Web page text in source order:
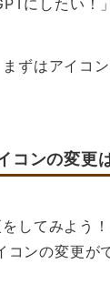
にしたい！」
ずはアイコ
コンの変更
してみよう
コンの変更が